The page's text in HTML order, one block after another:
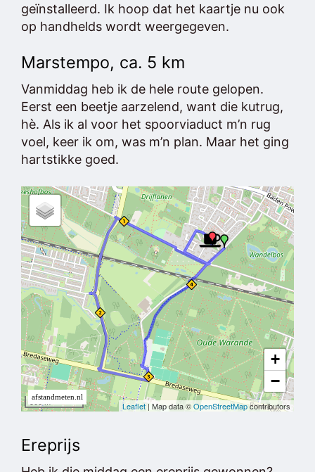
geïnstalleerd. Ik hoop dat het kaartje nu ook
op handhelds wordt weergegeven.
Marstempo, ca. 5 km
Vanmiddag heb ik de hele route gelopen.
Eerst een beetje aarzelend, want die kutrug,
hè. Als ik al voor het spoorviaduct m’n rug
voel, keer ik om, was m’n plan. Maar het ging
hartstikke goed.
Ereprijs